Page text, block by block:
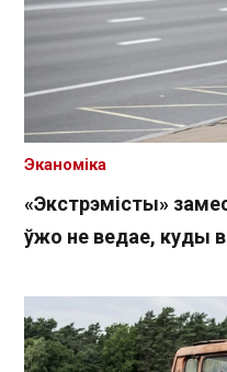
«Экстрэмісты»
ўжо не ведае, куды
Эканоміка